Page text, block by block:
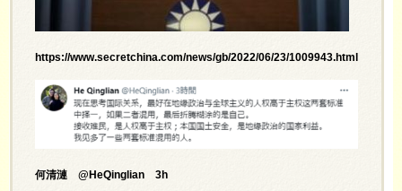
https://www.secretchina.com/news/gb/2022/06/23/1009943.html
何清漣 @HeQinglian 3h